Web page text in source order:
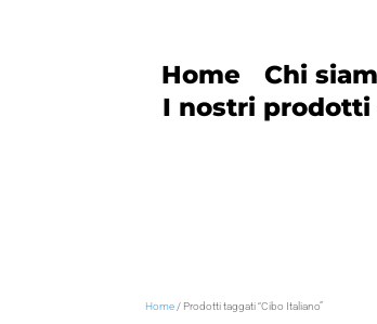
Home
Chi
I nostri prodotti
Home / Prodotti taggati “Cibo Italiano”